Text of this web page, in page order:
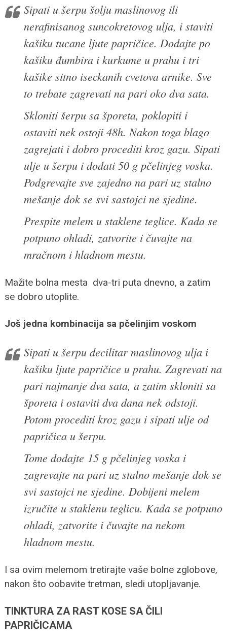
Sipati u šerpu šolju maslinovog ili
nerafinisanog suncokretovog ulja, i staviti
kašiku tucane ljute papričice. Dodajte po
kašiku đumbira i kurkume u prahu i tri
kašike sitno iseckanih cvetova arnike. Sve
to trebate zagrevati na pari oko dva sata.
Skloniti šerpu sa šporeta, poklopiti i
ostaviti nek ostoji 48h. Nakon toga blago
zagrejati i dobro procediti kroz gazu. Sipati
ulje u šerpu i dodati 50 g pčelinjeg voska.
Podgrevajte sve zajedno na pari uz stalno
mešanje dok se svi sastojci ne sjedine.
Prespite melem u staklene teglice. Kada se
potpuno ohladi, zatvorite i čuvajte na
mračnom i hladnom mestu.
Mažite bolna mesta dva-tri puta dnevno, a zatim
se dobro utoplite.
Još jedna kombinacija sa pčelinjim voskom
Sipati u šerpu decilitar maslinovog ulja i
kašiku ljute papričice u prahu. Zagrevati na
pari najmanje dva sata, a zatim skloniti sa
šporeta i ostaviti dva dana nek odstoji.
Potom procediti kroz gazu i sipati ulje od
papričica u šerpu.
Tome dodajte 15 g pčelinjeg voska i
zagrevajte na pari uz stalno mešanje dok se
svi sastojci ne sjedine. Dobijeni melem
izručite u staklenu teglicu. Kada se potpuno
ohladi, zatvorite i čuvajte na nekom
hladnom mestu.
I sa ovim melemom tretirajte vaše bolne zglobove,
nakon što oobavite tretman, sledi utopljavanje.
TINKTURA ZA RAST KOSE SA ČILI
PAPRIČICAMA